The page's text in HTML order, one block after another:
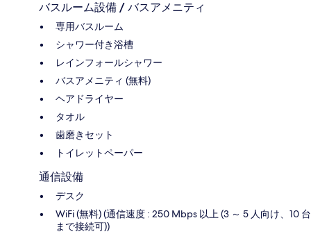
バスルーム設備 / バスアメニティ
専用バスルーム
シャワー付き浴槽
レインフォールシャワー
バスアメニティ (無料)
ヘアドライヤー
タオル
歯磨きセット
トイレットペーパー
通信設備
デスク
WiFi (無料) (通信速度 : 250 Mbps 以上 (3 ～ 5 人向け、10 台
まで接続可))